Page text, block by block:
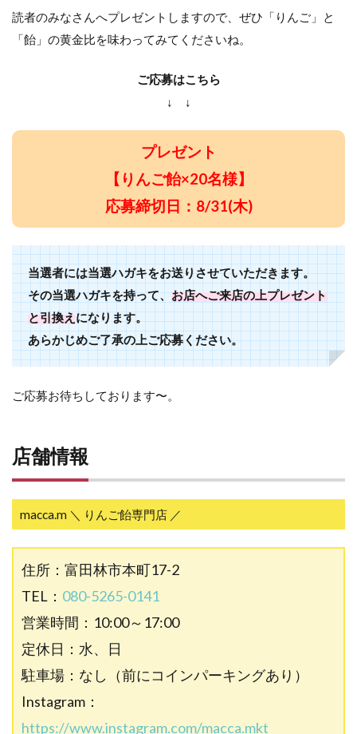
読者のみなさんへプレゼントしますので、ぜひ「りんご」と
「飴」の黄金比を味わってみてくださいね。
ご応募はこちら
↓ ↓
プレゼント
【りんご飴×20名様】
応募締切日：8/31(木)
当選者には当選ハガキをお送りさせていただきます。
その当選ハガキを持って、お店へご来店の上プレゼント
と引換えになります。
あらかじめご了承の上ご応募ください。
ご応募お待ちしております〜。
店舗情報
macca.m ＼ りんご飴専門店 ／
住所：富田林市本町17-2
TEL： 080-5265-0141
営業時間：10:00～17:00
定休日：水、日
駐車場：なし（前にコインパーキングあり）
Instagram：
https://www.instagram.com/macca.mkt